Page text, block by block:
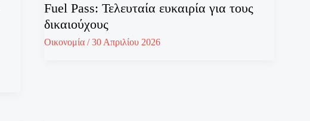
Fuel Pass: Τελευταία ευκαιρία για τους
δικαιούχους
Οικονομία /30 Απριλίου 2026